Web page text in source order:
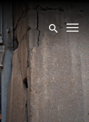
linkek
Keresés